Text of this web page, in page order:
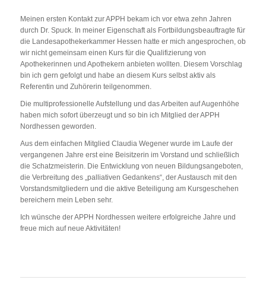
Meinen ersten Kontakt zur APPH bekam ich vor etwa zehn Jahren
durch Dr. Spuck. In meiner Eigenschaft als Fortbildungsbeauftragte für
die Landesapothekerkammer Hessen hatte er mich angesprochen, ob
wir nicht gemeinsam einen Kurs für die Qualifizierung von
Apothekerinnen und Apothekern anbieten wollten. Diesem Vorschlag
bin ich gern gefolgt und habe an diesem Kurs selbst aktiv als
Referentin und Zuhörerin teilgenommen.
Die multiprofessionelle Aufstellung und das Arbeiten auf Augenhöhe
haben mich sofort überzeugt und so bin ich Mitglied der APPH
Nordhessen geworden.
Aus dem einfachen Mitglied Claudia Wegener wurde im Laufe der
vergangenen Jahre erst eine Beisitzerin im Vorstand und schließlich
die Schatzmeisterin. Die Entwicklung von neuen Bildungsangeboten,
die Verbreitung des „palliativen Gedankens“, der Austausch mit den
Vorstandsmitgliedern und die aktive Beteiligung am Kursgeschehen
bereichern mein Leben sehr.
Ich wünsche der APPH Nordhessen weitere erfolgreiche Jahre und
freue mich auf neue Aktivitäten!